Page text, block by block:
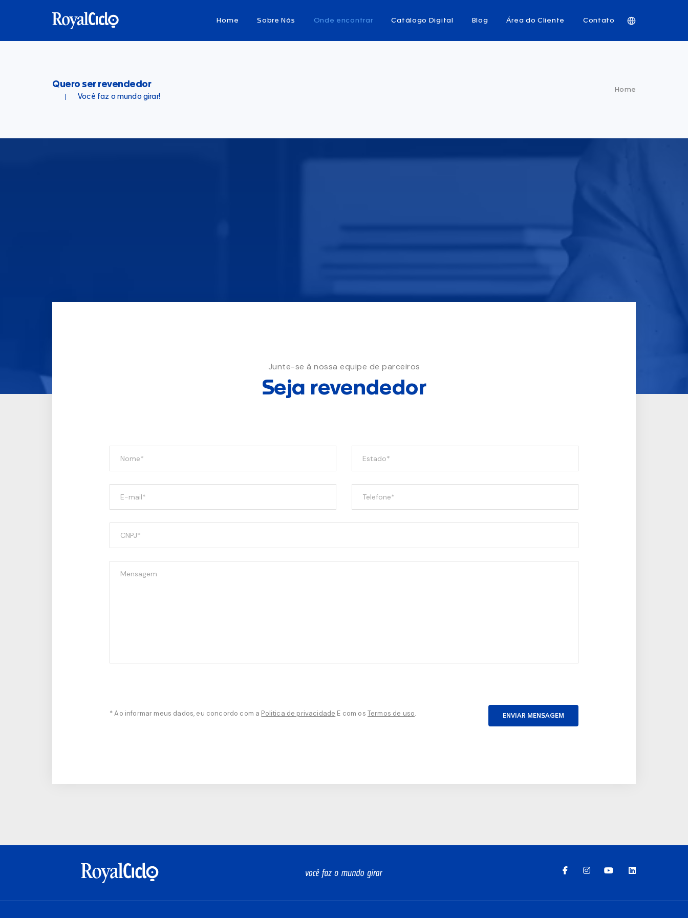
Home Sobre Nós Onde encontrar Catálogo Digital Blog Área do Cliente Contato
Quero ser revendedor
Você faz o mundo girar!
Home
Junte-se à nossa equipe de parceiros
Seja revendedor
* Ao informar meus dados, eu concordo com a Politica de privacidade E com os Termos de uso. ENVIAR MENSAGEM